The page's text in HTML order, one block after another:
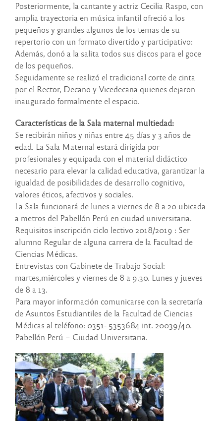
Posteriormente, la cantante y actriz Cecilia Raspo, con
amplia trayectoria en música infantil ofreció a los
pequeños y grandes algunos de los temas de su
repertorio con un formato divertido y participativo:
Además, donó a la salita todos sus discos para el goce
de los pequeños.
Seguidamente se realizó el tradicional corte de cinta
por el Rector, Decano y Vicedecana quienes dejaron
inaugurado formalmente el espacio.
Características de la Sala maternal multiedad:
Se recibirán niños y niñas entre 45 días y 3 años de
edad. La Sala Maternal estará dirigida por
profesionales y equipada con el material didáctico
necesario para elevar la calidad educativa, garantizar la
igualdad de posibilidades de desarrollo cognitivo,
valores éticos, afectivos y sociales.
La Sala funcionará de lunes a viernes de 8 a 20 ubicada
a metros del Pabellón Perú en ciudad universitaria.
Requisitos inscripción ciclo lectivo 2018/2019 : Ser
alumno Regular de alguna carrera de la Facultad de
Ciencias Médicas.
Entrevistas con Gabinete de Trabajo Social:
martes,miércoles y viernes de 8 a 9.30. Lunes y jueves
de 8 a 13.
Para mayor información comunicarse con la secretaría
de Asuntos Estudiantiles de la Facultad de Ciencias
Médicas al teléfono: 0351- 5353684 int. 20039/40.
Pabellón Perú – Ciudad Universitaria.